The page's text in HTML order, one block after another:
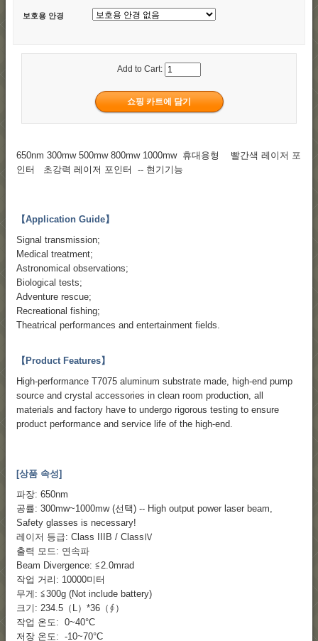
보호용 안경
Add to Cart:
650nm 300mw 500mw 800mw 1000mw 휴대용형 빨간색 레이저 포
인터 초강력 레이저 포인터 -- 현기기능
【Application Guide】
Signal transmission;
Medical treatment;
Astronomical observations;
Biological tests;
Adventure rescue;
Recreational fishing;
Theatrical performances and entertainment fields.
【Product Features】
High-performance T7075 aluminum substrate made​​, high-end pump
source and crystal accessories in clean room production, all
materials and factory have to undergo rigorous testing to ensure
product performance and service life of the high-end.
[상품 속성]
파장: 650nm
공률: 300mw~1000mw (선택) -- High output power laser beam,
Safety glasses is necessary!
레이저 등급: Class IIIB / ClassⅣ
출력 모드: 연속파
Beam Divergence: ≦2.0mrad
작업 거리: 10000미터
무게: ≦300g (Not include battery)
크기: 234.5（L）*36（∮）
작업 온도: 0~40°C
저장 온도: -10~70°C